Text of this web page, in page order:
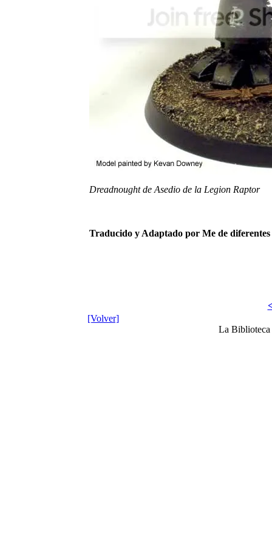
Dreadnought de Asedio de la Legion Raptor
Traducido y Adaptado por Me de diferentes
[Volver]
La